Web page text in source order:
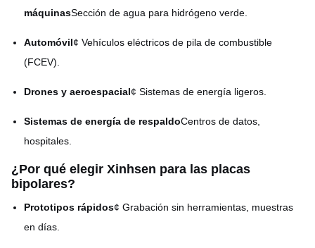
Paralelas, de tipo pin o
personalizadas
máquinasSección de agua para hidrógeno verde.
Automóvil¢ Vehículos eléctricos de pila de combustible
(FCEV).
Drones y aeroespacial¢ Sistemas de energía ligeros.
Sistemas de energía de respaldoCentros de datos,
hospitales.
¿Por qué elegir Xinhsen para las placas
bipolares?
Prototipos rápidos¢ Grabación sin herramientas, muestras
en días.